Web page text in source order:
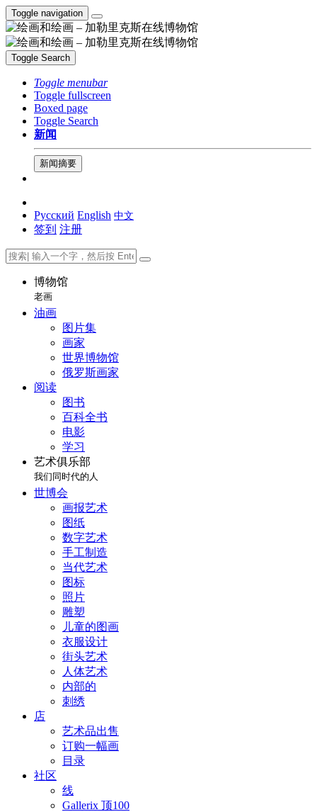
Toggle navigation
Toggle Search
Toggle menubar
Toggle fullscreen
Boxed page
Toggle Search
新闻
新闻摘要
Русский English 中文
签到 注册
博物馆
老画
油画
图片集
画家
世界博物馆
俄罗斯画家
阅读
图书
百科全书
电影
学习
艺术俱乐部
我们同时代的人
世博会
画报艺术
图纸
数字艺术
手工制造
当代艺术
图标
照片
雕塑
儿童的图画
衣服设计
街头艺术
人体艺术
内部的
刺绣
店
艺术品出售
订购一幅画
目录
社区
线
Gallerix 顶100